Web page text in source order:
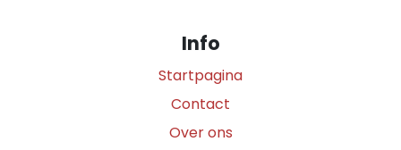
Info
Startpagina
Contact
Over ons